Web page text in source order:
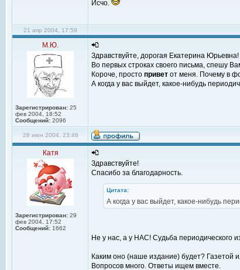
Исчо.
21 апр 2004, 17:59
М.Ю.
Зарегистрирован: 25
фев 2004, 18:52
Сообщений: 2096
Здравствуйте, дорогая Екатерина Юрьевна!
Во первых строках своего письма, спешу
Короче, просто привет от меня. Почему в
А когда у вас выйдет, какое-нибудь
28 июн 2004, 23:46
Катя
Зарегистрирован: 29
фев 2004, 17:52
Сообщений: 1662
Здравствуйте!
Спасибо за благодарность.
Цитата:
А когда у вас выйдет, какое-нибудь
Не у нас, а у НАС! Судьба периодического
Каким оно (наше издание) будет? Газетой
Вопросов много. Ответы ищем вместе.